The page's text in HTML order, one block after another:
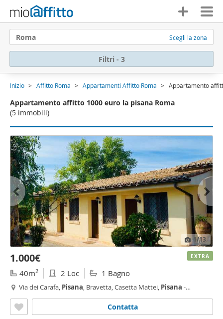
Roma Scegli la zona
Filtri - 3
Inizio Affitto Roma Appartamenti Affitto Roma Appartamento
Appartamento affitto 1000 euro la pisana Roma
(5 immobili)
1/13
1.000€
40m2 2 Loc 1 Bagno
Via dei Carafa, Pisana, Bravetta, Casetta Mattei, Pisana -
Contatta
EXTRA